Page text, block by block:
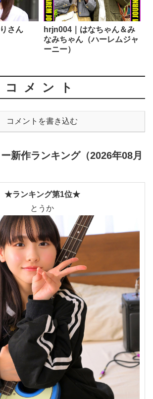
さん
hrjn004｜はなちゃん＆み
なみちゃん（ハーレムジャ
ーニー）
コメント
コメントを書き込む
新作ランキング（2026年08月
★ランキング第1位★
とうか